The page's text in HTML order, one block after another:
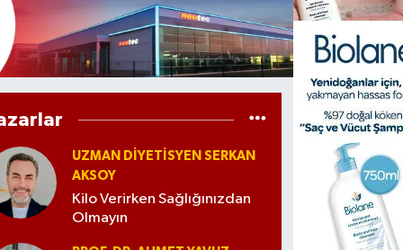
UZMAN DIYETISYEN SERKAN
AKSOY
Kilo Verirken Sağlığınızdan
Olmayın